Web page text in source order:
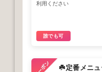
利用ください
誰でも可
☘️定番メニュ